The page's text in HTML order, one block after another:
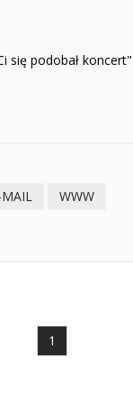
podobał
MAIL WWW
1